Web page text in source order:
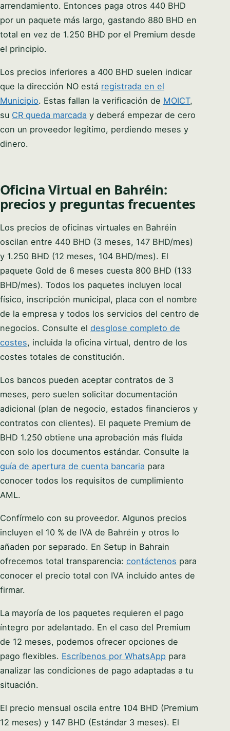
arrendamiento. Entonces paga otros 440 BHD
por un paquete más largo, gastando 880 BHD en
total en vez de 1.250 BHD por el Premium desde
el principio.
Los precios inferiores a 400 BHD suelen indicar
que la dirección NO está registrada en el
Municipio. Estas fallan la verificación de MOICT,
su CR queda marcada y deberá empezar de cero
con un proveedor legítimo, perdiendo meses y
dinero.
Oficina Virtual en Bahréin:
precios y preguntas frecuentes
Los precios de oficinas virtuales en Bahréin
oscilan entre 440 BHD (3 meses, 147 BHD/mes)
y 1.250 BHD (12 meses, 104 BHD/mes). El
paquete Gold de 6 meses cuesta 800 BHD (133
BHD/mes). Todos los paquetes incluyen local
físico, inscripción municipal, placa con el nombre
de la empresa y todos los servicios del centro de
negocios. Consulte el desglose completo de
costes, incluida la oficina virtual, dentro de los
costes totales de constitución.
Los bancos pueden aceptar contratos de 3
meses, pero suelen solicitar documentación
adicional (plan de negocio, estados financieros y
contratos con clientes). El paquete Premium de
BHD 1.250 obtiene una aprobación más fluida
con solo los documentos estándar. Consulte la
guía de apertura de cuenta bancaria para
conocer todos los requisitos de cumplimiento
AML.
Confírmelo con su proveedor. Algunos precios
incluyen el 10 % de IVA de Bahréin y otros lo
añaden por separado. En Setup in Bahrain
ofrecemos total transparencia: contáctenos para
conocer el precio total con IVA incluido antes de
firmar.
La mayoría de los paquetes requieren el pago
íntegro por adelantado. En el caso del Premium
de 12 meses, podemos ofrecer opciones de
pago flexibles. Escríbenos por WhatsApp para
analizar las condiciones de pago adaptadas a tu
situación.
El precio mensual oscila entre 104 BHD (Premium
12 meses) y 147 BHD (Estándar 3 meses). El